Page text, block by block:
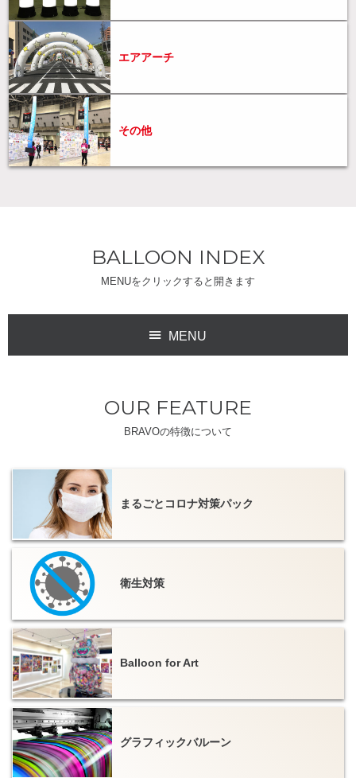
エアアーチ
その他
BALLOON INDEX
MENUをクリックすると開きます
MENU
インフレータブル アドバルーン
バルーンPOP
バウンサー（エア遊具）
OUR FEATURE
BRAVOの特徴について
まるごとコロナ対策パック
衛生対策
Balloon for Art
グラフィックバルーン